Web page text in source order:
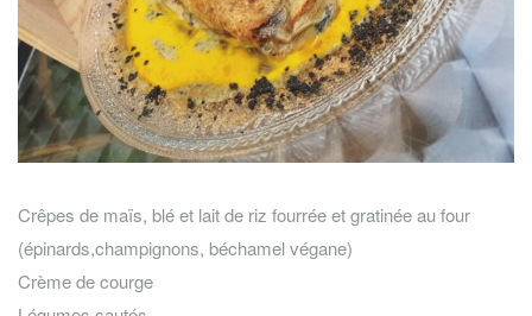
Crêpes de maïs, blé et lait de riz fourrée et gratinée au four
(épinards,champignons, béchamel végane)
Crème de courge